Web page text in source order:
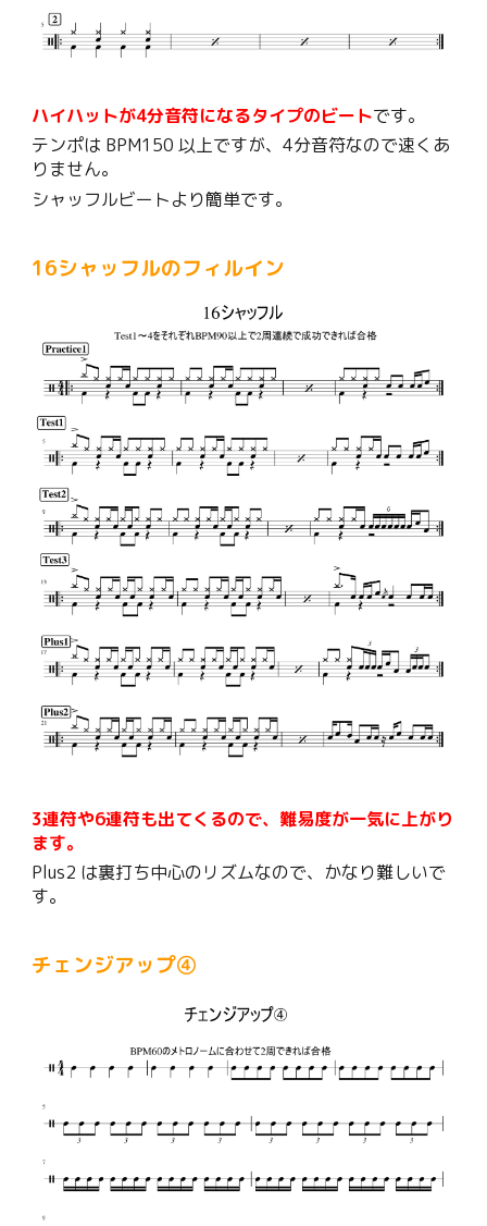
ハイハットが4分音符になるタイプのビートです。
テンポは BPM150 以上ですが、4分音符なので速くあ
りません。
シャッフルビートより簡単です。
16シャッフルのフィルイン
3連符や6連符も出てくるので、難易度が一気に上がり
ます。
Plus2 は裏打ち中心のリズムなので、かなり難しいで
す。
チェンジアップ④